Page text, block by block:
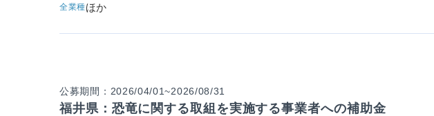
全業種ほか
公募期間：2026/04/01~2026/08/31
福井県：恐竜に関する取組を実施する事業者への補助金